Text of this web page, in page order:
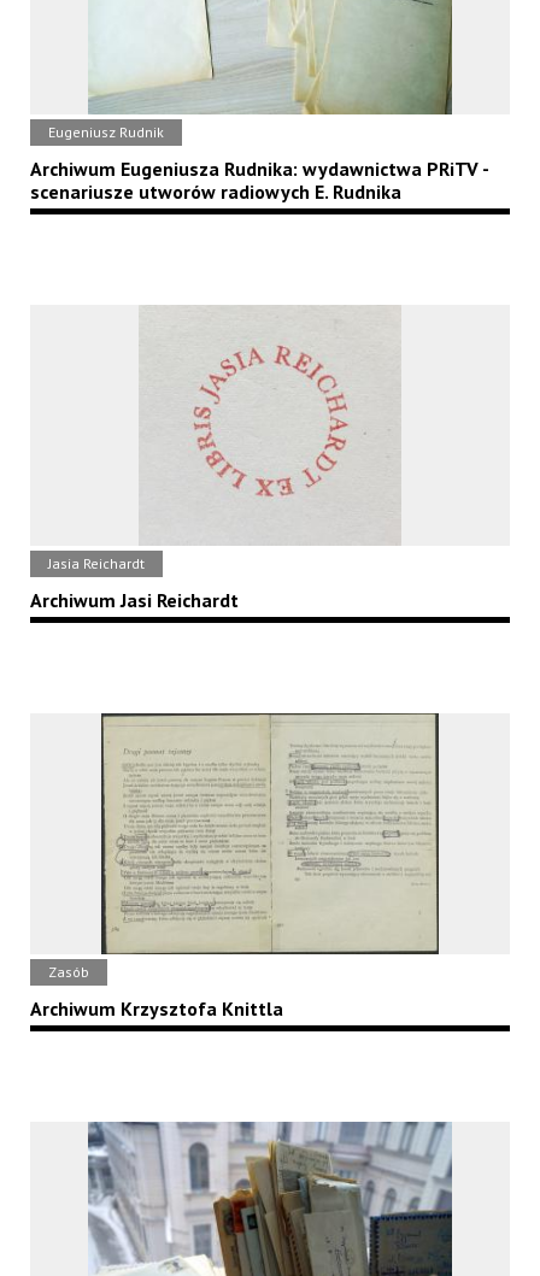
Eugeniusz Rudnik
Archiwum Eugeniusza Rudnika: wydawnictwa PRiTV -
scenariusze utworów radiowych E. Rudnika
Jasia Reichardt
Archiwum Jasi Reichardt
Zasób
Archiwum Krzysztofa Knittla